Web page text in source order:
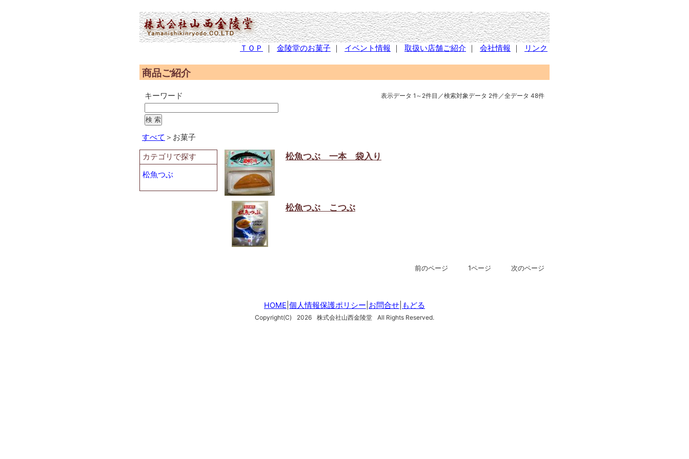
ＴＯＰ ｜ 金陵堂のお菓子 ｜ イベント情報 ｜ 取扱い店舗ご紹介 ｜ 会社情報 ｜ リンク
商品ご紹介
キーワード 表示データ 1～2件目／検索対象データ 2件／全データ 48件
すべて ＞お菓子
カテゴリで探す
松魚つぶ
松魚つぶ 一本 袋入り
松魚つぶ こつぶ
前のページ 1ページ 次のページ
HOME 個人情報保護ポリシー お問合せ もどる
Copyright(C) 2026 株式会社山西金陵堂 All Rights Reserved.